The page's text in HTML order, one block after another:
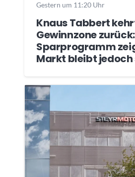
Gestern um 11:20 Uhr
Knaus Tabbert
Gewinnzone zurück:
Sparprogramm
Markt bleibt